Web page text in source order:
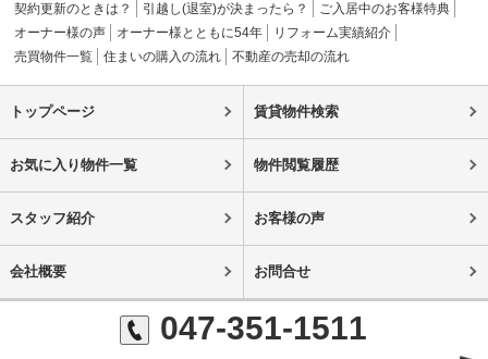
契約更新のときは？
引越し(退室)が決まったら？
ご入居中のお客様特典
オーナー様の声
オーナー様とともに54年
リフォーム実績紹介
売買物件一覧
住まいの購入の流れ 不動産の売却の流れ
トップページ 賃貸物件検索
お気に入り物件一覧 物件閲覧履歴
スタッフ紹介 お客様の声
会社概要 お問合せ
047-351-1511